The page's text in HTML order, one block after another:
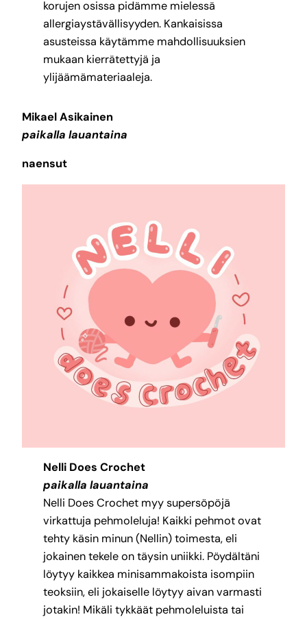
korujen osissa pidämme mielessä
allergiaystävällisyyden. Kankaisissa
asusteissa käytämme mahdollisuuksien
mukaan kierrätettyjä ja
ylijäämämateriaaleja.
Mikael Asikainen
paikalla lauantaina
naensut
Nelli Does Crochet
paikalla lauantaina
Nelli Does Crochet myy supersöpöjä
virkattuja pehmoleluja! Kaikki pehmot ovat
tehty käsin minun (Nellin) toimesta, eli
jokainen tekele on täysin uniikki. Pöydältäni
löytyy kaikkea minisammakoista isompiin
teoksiin, eli jokaiselle löytyy aivan varmasti
jotakin! Mikäli tykkäät pehmoleluista tai